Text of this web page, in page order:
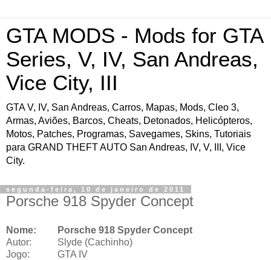
GTA MODS - Mods for GTA
Series, V, IV, San Andreas,
Vice City, III
GTA V, IV, San Andreas, Carros, Mapas, Mods, Cleo 3,
Armas, Aviões, Barcos, Cheats, Detonados, Helicópteros,
Motos, Patches, Programas, Savegames, Skins, Tutoriais
para GRAND THEFT AUTO San Andreas, IV, V, III, Vice
City.
segunda-feira, 10 de janeiro de 2011
Porsche 918 Spyder Concept
Nome:
Porsche 918 Spyder Concept
Autor:
Slyde (Cachinho)
Jogo:
GTA IV